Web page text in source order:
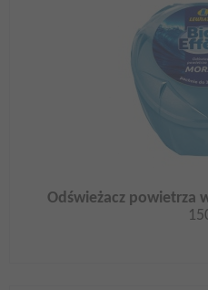
Odświeżacz powietrza